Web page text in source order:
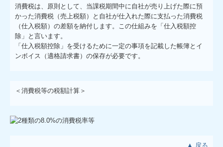
消費税は、原則として、当課税期間中に自社が売り上げた際に預
かった消費税（売上税額）と自社が仕入れた際に支払った消費税
（仕入税額）の差額を納付します。この仕組みを「仕入税額控
除」と言います。
「仕入税額控除」を受けるために一定の事項を記載した帳簿とイ
ンボイス（適格請求書）の保存が必要です。
＜消費税等の税額計算＞
▲ 戻る